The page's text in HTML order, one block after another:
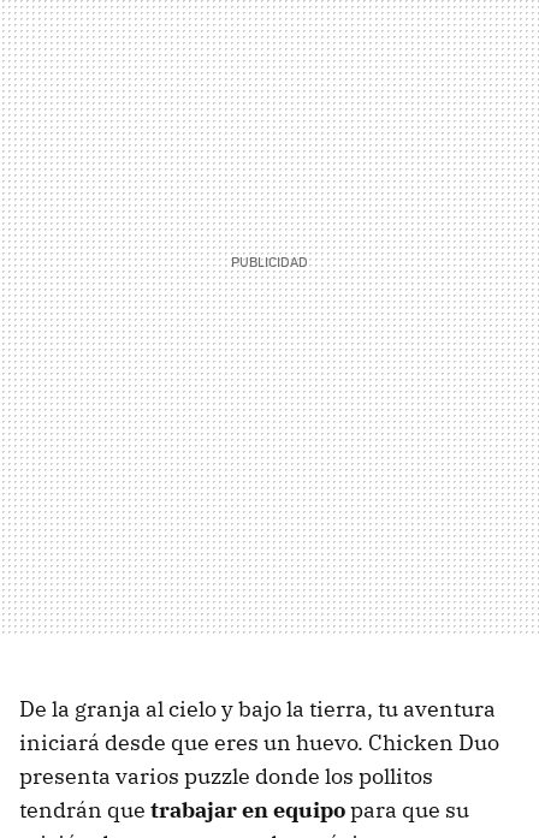
De la granja al cielo y bajo la tierra, tu aventura
iniciará desde que eres un huevo. Chicken Duo
presenta varios puzzle donde los pollitos
tendrán que trabajar en equipopara que su